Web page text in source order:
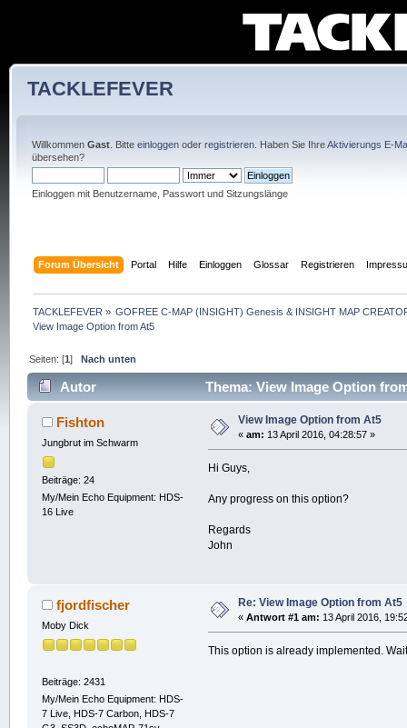
TACKLEFEVER
Willkommen Gast. Bitte einloggenoder registrieren. Haben Sie IhreAktivierungs E-
übersehen?
Einloggen mit Benutzername, Passwort und Sitzungslänge
Forum Übersicht Portal Hilfe Einloggen Glossar Registrieren
TACKLEFEVER » GOFREE C-MAP (INSIGHT) Genesis & INSIGHT MAP
View Image Option from At5
Seiten: [1]Nach unten
Autor Thema: View Image Option
Fishton
Jungbrut im Schwarm
Beiträge: 24
My/Mein Echo Equipment: HDS-
16 Live
View Image Option from At5
« am: 13 April 2016, 04:28:57 »
Hi Guys,
Any progress on this option?
Regards
John
fjordfischer
Moby Dick
Beiträge: 2431
My/Mein Echo Equipment: HDS-
7 Live, HDS-7 Carbon, HDS-7
Re: View Image Option from At5
« Antwort #1 am: 13 April 2016,
This option is already implemented.